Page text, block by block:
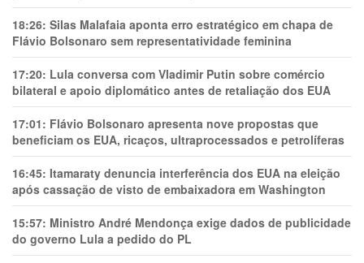
18:26: Silas Malafaia aponta erro estratégico em chapa de
Flávio Bolsonaro sem representatividade feminina
17:20: Lula conversa com Vladimir Putin sobre comércio
bilateral e apoio diplomático antes de retaliação dos EUA
17:01: Flávio Bolsonaro apresenta nove propostas que
beneficiam os EUA, ricaços, ultraprocessados e petrolíferas
16:45: Itamaraty denuncia interferência dos EUA na eleição
após cassação de visto de embaixadora em Washington
15:57: Ministro André Mendonça exige dados de publicidade
do governo Lula a pedido do PL